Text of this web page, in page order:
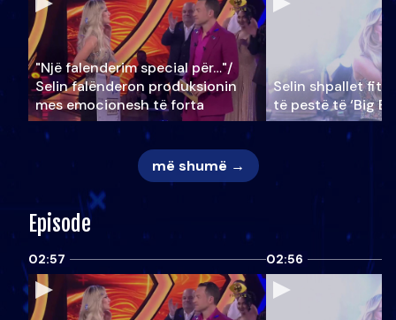
"Një falenderim special për…"/
Selin falënderon produksionin
mes emocionesh të forta
Selin shpallet
të pestë të ‘Big
më shumë →
Episode
02:57 02:56